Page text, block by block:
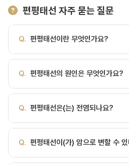
편평태선 자주 묻는 질문
Q. 편평태선이란 무엇인가요?
선이란편평태선(扁平苔癬, Lichen
는 만성 염증성 질환으로, 구강 점막에
이라고 합니다. 면역 매개 질환으로 분
는 악성 변환(약 1~2%) 가능성이 있어
양상 — 6가지 유형유형특징증상망상
Q. 편평태선의 원인은 무엇인가요?
과 질환은 자가면역 반응, 바이러스 감염
양한 원인으로 발생합니다. 정확한 원인
필요합니다.
Q. 편평태선은(는) 전염되나요?
(포진 등)은 전염될 수 있지만, 자가면역
지 않습니다. 정확한 진단이 중요합니다.
Q. 편평태선이(가) 암으로 변할 수